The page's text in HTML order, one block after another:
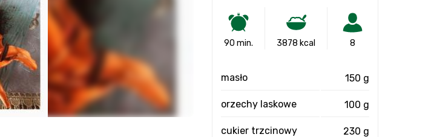
90 min. 3878 kcal 8
masło 150 g
orzechy laskowe 100 g
cukier trzcinowy 230 g